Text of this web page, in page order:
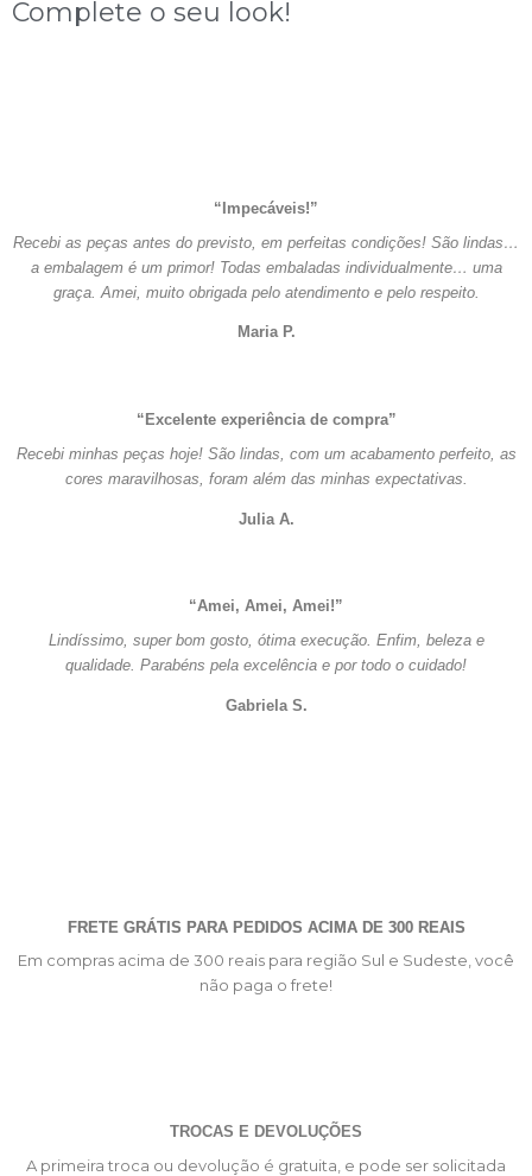
Complete o seu look!
“Impecáveis!”
Recebi as peças antes do previsto, em perfeitas condições! São lindas…
a embalagem é um primor! Todas embaladas individualmente… uma
graça. Amei, muito obrigada pelo atendimento e pelo respeito.
Maria P.
“Excelente experiência de compra”
Recebi minhas peças hoje! São lindas, com um acabamento perfeito, as
cores maravilhosas, foram além das minhas expectativas.
Julia A.
“Amei, Amei, Amei!”
Lindíssimo, super bom gosto, ótima execução. Enfim, beleza e
qualidade. Parabéns pela excelência e por todo o cuidado!
Gabriela S.
FRETE GRÁTIS PARA PEDIDOS ACIMA DE 300 REAIS
Em compras acima de 300 reais para região Sul e Sudeste, você
não paga o frete!
TROCAS E DEVOLUÇÕES
A primeira troca ou devolução é gratuita, e pode ser solicitada